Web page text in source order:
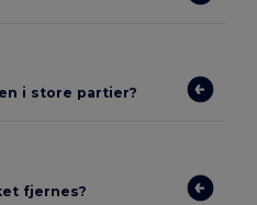
i store partier?
fjernes?